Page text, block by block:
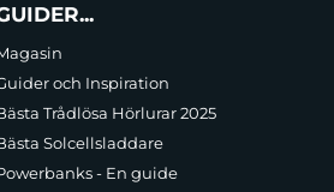
och Inspiration
Trådlösa Hörlurar 2025
Solcellsladdare
- En guide